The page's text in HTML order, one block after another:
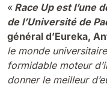
« Race Up est l’une
de l’Université de
général d’Eureka,
le monde
formidable moteur
donner le meilleur